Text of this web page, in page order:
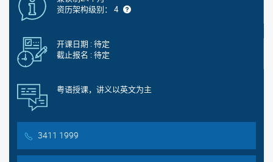
资历架构级别： 4
开课日期 : 待定
截止报名 : 待定
粤语授课，讲义以英文为主
3411 1999